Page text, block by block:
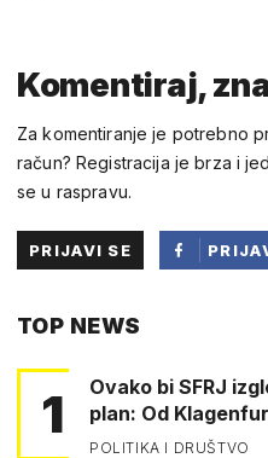
Komentiraj,
Za komentiranje je potrebno
račun? Registracija je brza i
se u raspravu.
PRIJAVI SE
TOP NEWS
1
Ovako bi SFRJ
plan: Od
POLITIKA I DRUŠTVO